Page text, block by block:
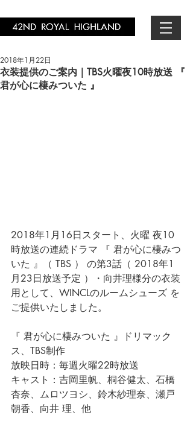
衣装提供のご案内｜TBS火曜夜10時放送 『
君が心に棲みついた 』
2018年1月22日
2018年1月16日スタート、火曜 夜10
時放送の連続ドラマ 『 君が心に棲みつ
いた 』（ TBS ） の第3話（ 2018年1
月23日放送予定 ）・向井理様分の衣装
用として、 WINCLのルームシューズ を
ご提供いたしました。
『 君が心に棲みついた 』ドリマック
ス、TBS制作
放映日時：毎週火曜22時放送
キャスト：吉岡里帆、桐谷健太、石橋
杏奈、ムロツヨシ、鈴木紗理奈、瀬戸
朝香、向井 理、他